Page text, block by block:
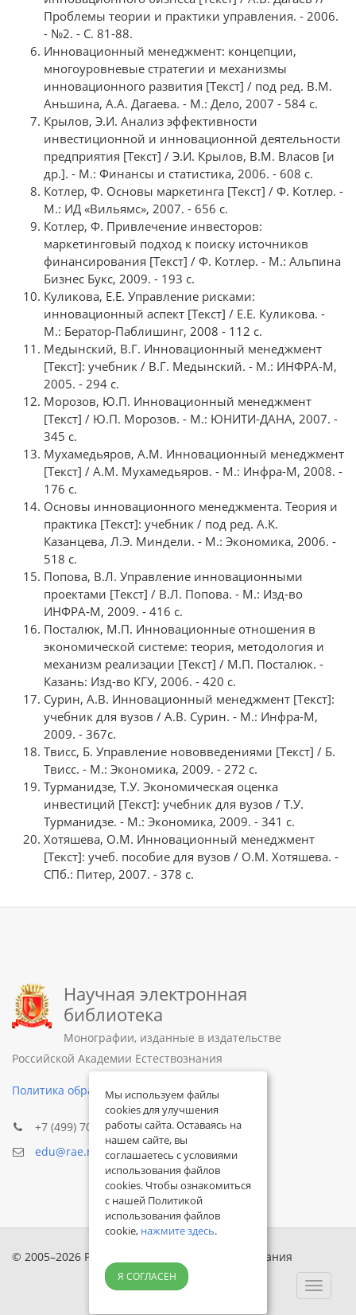
Проблемы теории и практики управления. - 2006.
- №2. - С. 81-88.
Инновационный менеджмент: концепции,
многоуровневые стратегии и механизмы
инновационного развития [Текст] / под ред. В.М.
Аньшина, А.А. Дагаева. - М.: Дело, 2007 - 584 с.
Крылов, Э.И. Анализ эффективности
инвестиционной и инновационной деятельности
предприятия [Текст] / Э.И. Крылов, В.М. Власов [и
др.]. - М.: Финансы и статистика, 2006. - 608 с.
Котлер, Ф. Основы маркетинга [Текст] / Ф. Котлер. -
М.: ИД «Вильямс», 2007. - 656 с.
Котлер, Ф. Привлечение инвесторов:
маркетинговый подход к поиску источников
финансирования [Текст] / Ф. Котлер. - М.: Альпина
Бизнес Букс, 2009. - 193 с.
Куликова, Е.Е. Управление рисками:
инновационный аспект [Текст] / Е.Е. Куликова. -
М.: Бератор-Паблишинг, 2008 - 112 с.
Медынский, В.Г. Инновационный менеджмент
[Текст]: учебник / В.Г. Медынский. - М.: ИНФРА-М,
2005. - 294 с.
Морозов, Ю.П. Инновационный менеджмент
[Текст] / Ю.П. Морозов. - М.: ЮНИТИ-ДАНА, 2007. -
345 с.
Мухамедьяров, А.М. Инновационный менеджмент
[Текст] / А.М. Мухамедьяров. - М.: Инфра-М, 2008. -
176 с.
Основы инновационного менеджмента. Теория и
практика [Текст]: учебник / под ред. А.К.
Казанцева, Л.Э. Миндели. - М.: Экономика, 2006. -
518 с.
Попова, В.Л. Управление инновационными
проектами [Текст] / В.Л. Попова. - М.: Изд-во
ИНФРА-М, 2009. - 416 с.
Посталюк, М.П. Инновационные отношения в
экономической системе: теория, методология и
механизм реализации [Текст] / М.П. Посталюк. -
Казань: Изд-во КГУ, 2006. - 420 с.
Сурин, А.В. Инновационный менеджмент [Текст]:
учебник для вузов / А.В. Сурин. - М.: Инфра-М,
2009. - 367с.
Твисс, Б. Управление нововведениями [Текст] / Б.
Твисс. - М.: Экономика, 2009. - 272 с.
Турманидзе, Т.У. Экономическая оценка
инвестиций [Текст]: учебник для вузов / Т.У.
Турманидзе. - М.: Экономика, 2009. - 341 с.
Хотяшева, О.М. Инновационный менеджмент
[Текст]: учеб. пособие для вузов / О.М. Хотяшева. -
СПб.: Питер, 2007. - 378 с.
Научная электронная
библиотека
Монографии, изданные в издательстве
Российской Академии Естествознания
Политика обработки персональных данных
+7 (499) 705-72-30
edu@rae.ru
© 2005–2026 Российская академия естествознания
Toggle
Мы используем файлы
cookies для улучшения
работы сайта. Оставаясь на
нашем сайте, вы
соглашаетесь с условиями
использования файлов
cookies. Чтобы ознакомиться
с нашей Политикой
использования файлов
cookie, нажмите здесь.
Я СОГЛАСЕН